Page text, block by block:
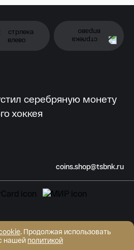
серебряную монету
хоккея
coins.shop@tsbnk.ru
(АО)
ЦБ РФ №2807 от 02.06.2015
магазин монет 2026
. Продолжая использовать
нашей политикой